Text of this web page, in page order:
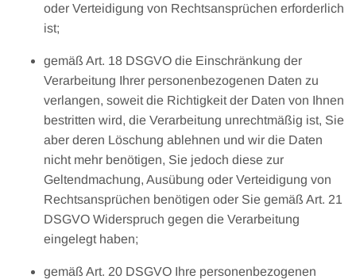
oder Verteidigung von Rechtsansprüchen erforderlich
ist;
gemäß Art. 18 DSGVO die Einschränkung der
Verarbeitung Ihrer personenbezogenen Daten zu
verlangen, soweit die Richtigkeit der Daten von Ihnen
bestritten wird, die Verarbeitung unrechtmäßig ist, Sie
aber deren Löschung ablehnen und wir die Daten
nicht mehr benötigen, Sie jedoch diese zur
Geltendmachung, Ausübung oder Verteidigung von
Rechtsansprüchen benötigen oder Sie gemäß Art. 21
DSGVO Widerspruch gegen die Verarbeitung
eingelegt haben;
gemäß Art. 20 DSGVO Ihre personenbezogenen